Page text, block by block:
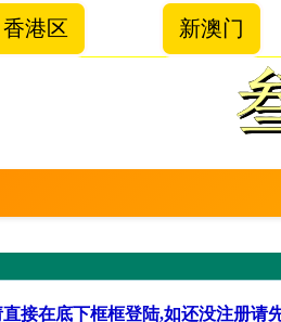
香港区 新澳门
接在底下框框登陆,如还没注册请